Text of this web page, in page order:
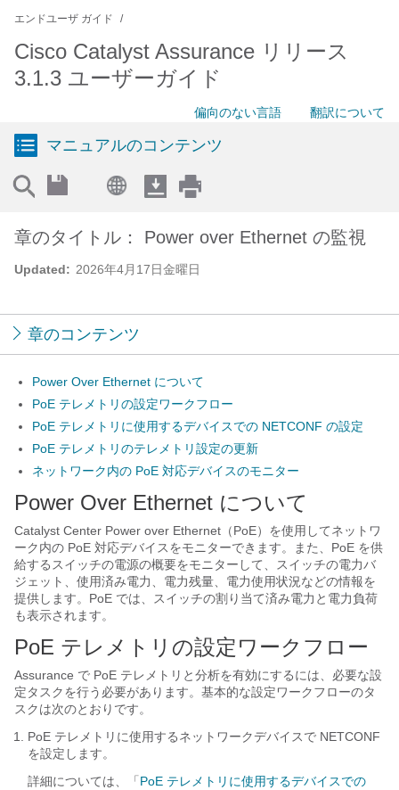
エンドユーザ ガイド
Cisco Catalyst Assurance リリース
3.1.3 ユーザーガイド
偏向のない言語 翻訳について
マニュアルのコンテンツ
Updated: 2026年4月17日金曜日
章のタイトル： Power over Ethernet の監視
章のコンテンツ
Power Over Ethernet について
PoE テレメトリの設定ワークフロー
PoE テレメトリに使用するデバイスでの NETCONF の設定
PoE テレメトリのテレメトリ設定の更新
ネットワーク内の PoE 対応デバイスのモニター
Power Over Ethernet について
Catalyst Center Power over Ethernet（PoE）を使用してネットワ
ーク内の PoE 対応デバイスをモニターできます。また、PoE を供
給するスイッチの電源の概要をモニターして、スイッチの電力バ
ジェット、使用済み電力、電力残量、電力使用状況などの情報を
提供します。PoE では、スイッチの割り当て済み電力と電力負荷
も表示されます。
PoE テレメトリの設定ワークフロー
Assurance で PoE テレメトリと分析を有効にするには、必要な設
定タスクを行う必要があります。基本的な設定ワークフローのタ
スクは次のとおりです。
PoE テレメトリに使用するネットワークデバイスで NETCONF
を設定します。
詳細については、「 PoE テレメトリに使用するデバイスでの